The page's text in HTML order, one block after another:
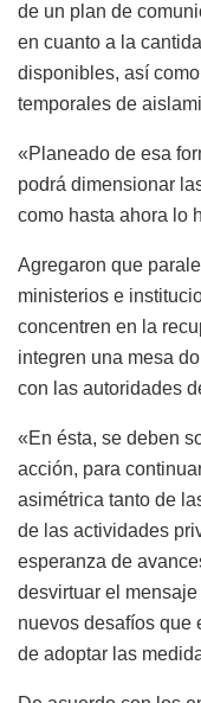
de un plan de
en cuanto a la
disponibles, así
temporales de
«Planeado de esa
podrá dimensionar
como hasta ahora lo
Agregaron que
ministerios e
concentren en la
integren una mesa
con las autoridades
«En ésta, se deben
acción, para
asimétrica tanto de
de las actividades
esperanza de
desvirtuar el
nuevos desafíos que
de adoptar las